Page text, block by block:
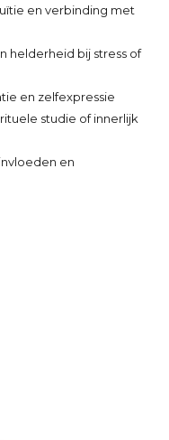
en verbinding met
helderheid bij stress of
en zelfexpressie
studie of innerlijk
en